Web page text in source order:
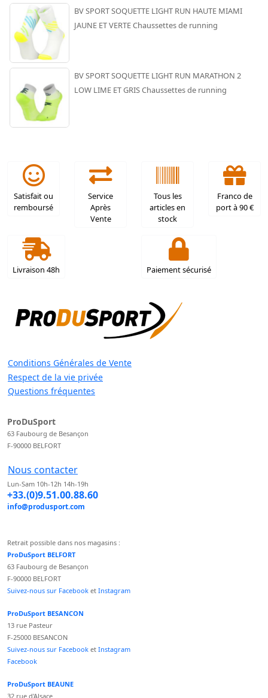
BV SPORT SOQUETTE LIGHT RUN HAUTE MIAMI
JAUNE ET VERTE Chaussettes de running
BV SPORT SOQUETTE LIGHT RUN MARATHON 2
LOW LIME ET GRIS Chaussettes de running
Satisfait ou
remboursé
Service
Après
Vente
Tous les
articles en
stock
Franco de
port à 90 €
Livraison 48h Paiement sécurisé
Conditions Générales de Vente
Respect de la vie privée
Questions fréquentes
ProDuSport
63 Faubourg de Besançon
F-90000 BELFORT
Nous contacter
Lun-Sam 10h-12h 14h-19h
+33.(0)9.51.00.88.60
info@produsport.com
Retrait possible dans nos magasins :
ProDuSport BELFORT
63 Faubourg de Besançon
F-90000 BELFORT
Suivez-nous sur Facebook et Instagram
ProDuSport BESANCON
13 rue Pasteur
F-25000 BESANCON
Suivez-nous sur Facebook et Instagram
Facebook
ProDuSport BEAUNE
32 rue d'Alsace